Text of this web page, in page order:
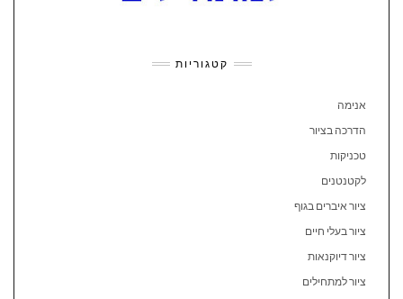
קטגוריות
אנימה
הדרכה בציור
טכניקות
לקטנטנים
ציור איברים בגוף
ציור בעלי חיים
ציור דיוקנאות
ציור למתחילים